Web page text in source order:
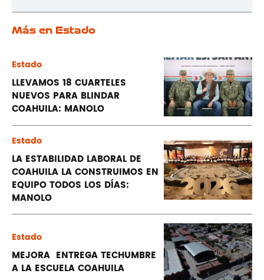
Más en Estado
Estado
LLEVAMOS 18 CUARTELES
NUEVOS PARA BLINDAR
COAHUILA: MANOLO
Estado
LA ESTABILIDAD LABORAL DE
COAHUILA LA CONSTRUIMOS EN
EQUIPO TODOS LOS DÍAS:
MANOLO
Estado
MEJORA ENTREGA TECHUMBRE
A LA ESCUELA COAHUILA